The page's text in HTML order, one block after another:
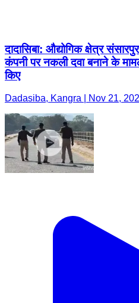
दादासिबा: औद्योगिक क्षेत्र
कंपनी पर नकली दवा बनाने के
किए
Dadasiba, Kangra | Nov 21,